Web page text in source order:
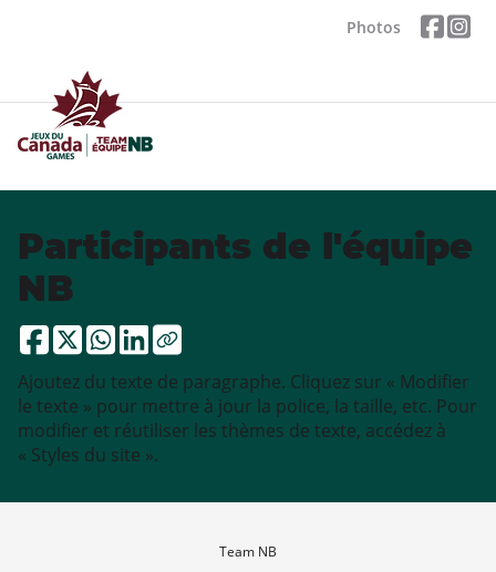
Photos
Participants de l'équipe
NB
Ajoutez du texte de paragraphe. Cliquez sur « Modifier
le texte » pour mettre à jour la police, la taille, etc. Pour
modifier et réutiliser les thèmes de texte, accédez à
« Styles du site ».
Team NB